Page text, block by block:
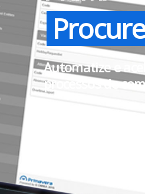
Automatize e
processos de